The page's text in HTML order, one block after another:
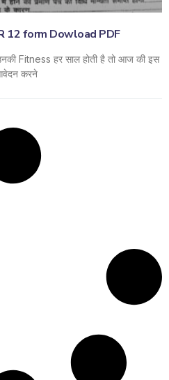
12 form Dowload PDF
Fitness हर साल होती है तो आज की इस
करने